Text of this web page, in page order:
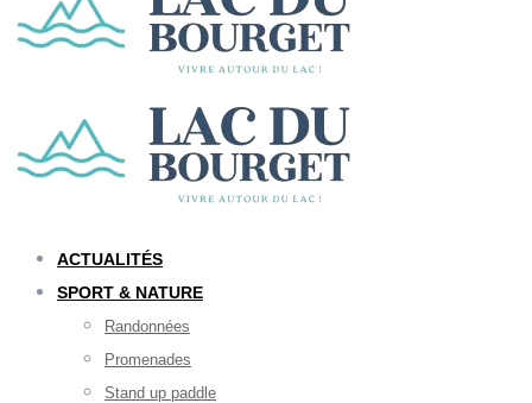
ACTUALITÉS
SPORT & NATURE
Randonnées
Promenades
Stand up paddle